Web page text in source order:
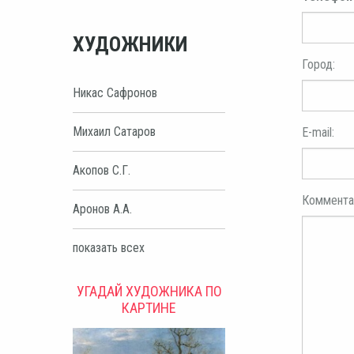
ХУДОЖНИКИ
Никас Сафронов
Михаил Сатаров
Акопов С.Г.
Аронов А.А.
показать всех
УГАДАЙ ХУДОЖНИКА ПО
КАРТИНЕ
Город:
E-mail: